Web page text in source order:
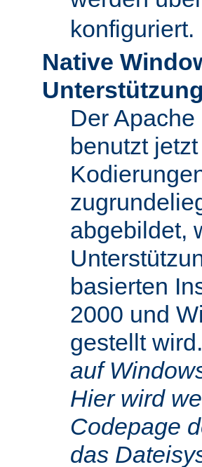
konfiguriert.
Native
Unterstützung
Der
benutzt
abgebildet,
basierten
2000 und
gestellt wird.
auf
Hier wird
Codepage
das